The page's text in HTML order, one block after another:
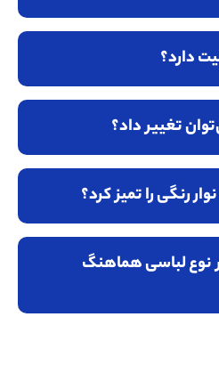
دارد؟
تغییر داد؟
رنگی را تمیز کرد؟
نوع لباسی هماهنگ